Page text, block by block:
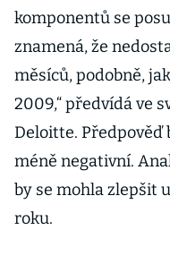
komponentů se
znamená, že
měsíců, podobně,
2009,“ předvídá ve
Deloitte. Předpověď
méně negativní.
by se mohla zlepšit
roku.